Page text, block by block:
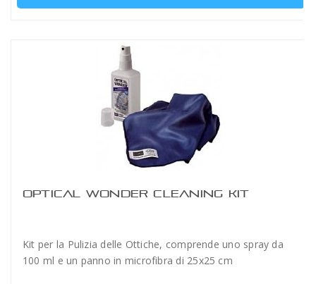
OPTICAL WONDER CLEANING KIT
Kit per la Pulizia delle Ottiche, comprende uno spray da
100 ml e un panno in microfibra di 25x25 cm